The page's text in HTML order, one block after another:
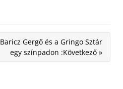
Baricz Gergő és a Gringo Sztár
egy színpadon :Következő »